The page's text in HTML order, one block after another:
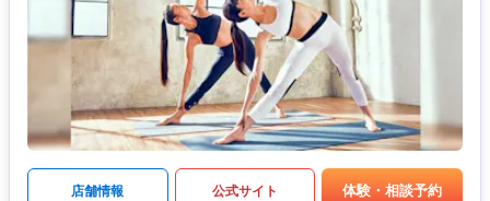
店舗情報 公式サイト 体験・相談予約